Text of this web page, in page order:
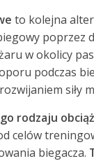
to kolejna
poprzez
w okolicy
podczas
siły
rodzaju
celów
biegacza.